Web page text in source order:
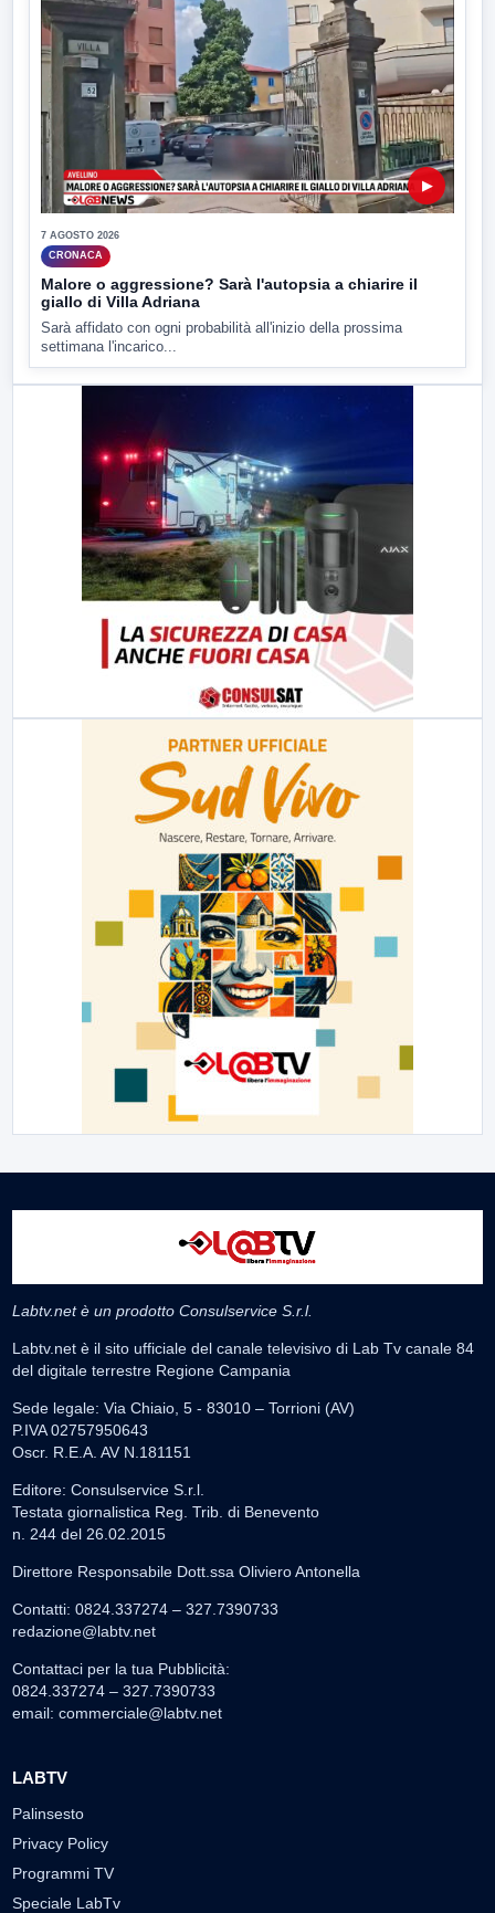
▶
7 AGOSTO 2026
CRONACA
Malore o aggressione? Sarà l'autopsia a chiarire il
giallo di Villa Adriana
Sarà affidato con ogni probabilità all'inizio della prossima
settimana l'incarico...
Labtv.net è un prodotto Consulservice S.r.l.
Labtv.net è il sito ufficiale del canale televisivo di Lab Tv canale 84
del digitale terrestre Regione Campania
Sede legale: Via Chiaio, 5 - 83010 – Torrioni (AV)
P.IVA 02757950643
Oscr. R.E.A. AV N.181151
Editore: Consulservice S.r.l.
Testata giornalistica Reg. Trib. di Benevento
n. 244 del 26.02.2015
Direttore Responsabile Dott.ssa Oliviero Antonella
Contatti: 0824.337274 – 327.7390733
redazione@labtv.net
Contattaci per la tua Pubblicità:
0824.337274 – 327.7390733
email: commerciale@labtv.net
LABTV
Palinsesto
Privacy Policy
Programmi TV
Speciale LabTv